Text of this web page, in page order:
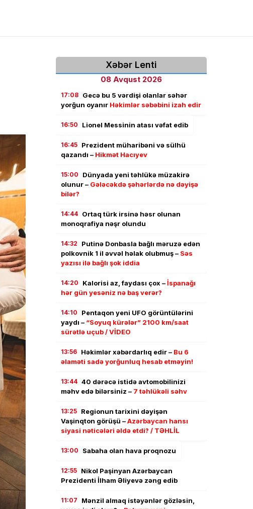
Xəbər Lenti
08 Avqust 2026
17:08 Gecə bu 5 vərdişi olanlar səhər
yorğun oyanır Həkimlər səbəbini izah edir
16:50 Lionel Messinin atası vəfat edib
16:45 Prezident müharibəni və sülhü
qazandı – Hikmət Hacıyev
15:00
Dünyada yeni təhlükə müzakirə
olunur – Gələcəkdə şəhərlərdə nə dəyişə
bilər?
14:44 Ortaq türk irsinə həsr olunan
monoqrafiya nəşr olundu
14:32
Putinə Donbasla bağlı məruzə edən
polkovnik 1 il əvvəl həlak olubmuş – Səs
yazısı ilə bağlı şok iddia
14:20 Kalorisi az, faydası çox –İspanağı
hər gün yesəniz nə baş verər?
14:10
Pentaqon yeni UFO görüntülərini
yaydı – “Soyuq kürələr” 2100 km/saat
sürətlə uçub / VİDEO
13:56 Həkimlər xəbərdarlıq edir – Bu 6
əlaməti sadə yorğunluq hesab etməyin!
13:44 40 dərəcə istidə avtomobilinizi
məhv edə bilərsiniz – 7 təhlükəli səhv
13:25 Regionun tarixini dəyişən
Vaşinqton görüşü –Azərbaycan hansı
siyasi nəticələri əldə etdi? / TƏHLİL
13:00 Sabaha olan hava proqnozu
12:55 Nikol Paşinyan Azərbaycan
Prezidenti İlham Əliyevə zəng edib
11:07
Mənzil almaq istəyənlər gözləsin,